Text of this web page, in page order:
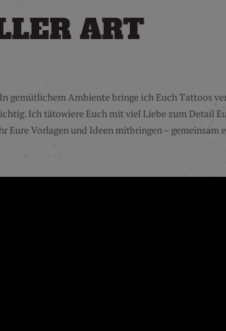
ART
gemütlichem Ambiente bringe ich Euch Tattoos
Ich tätowiere Euch mit viel Liebe zum Detail
Vorlagen und Ideen mitbringen – gemeinsam